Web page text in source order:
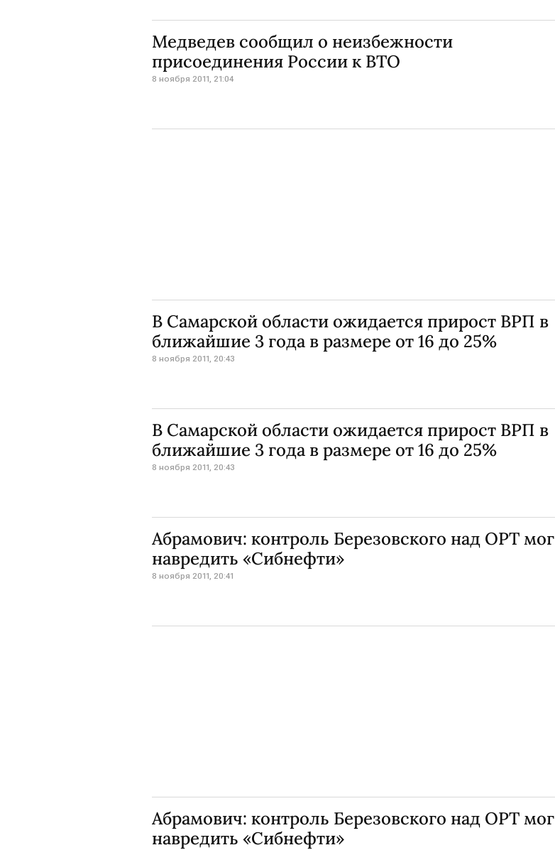
Медведев сообщил о неизбежности
присоединения России к ВТО
8 ноября 2011, 21:04
В Самарской области ожидается прирост ВРП в
ближайшие 3 года в размере от 16 до 25%
8 ноября 2011, 20:43
В Самарской области ожидается прирост ВРП в
ближайшие 3 года в размере от 16 до 25%
8 ноября 2011, 20:43
Абрамович: контроль Березовского над ОРТ мог
навредить «Сибнефти»
8 ноября 2011, 20:41
Абрамович: контроль Березовского над ОРТ мог
навредить «Сибнефти»